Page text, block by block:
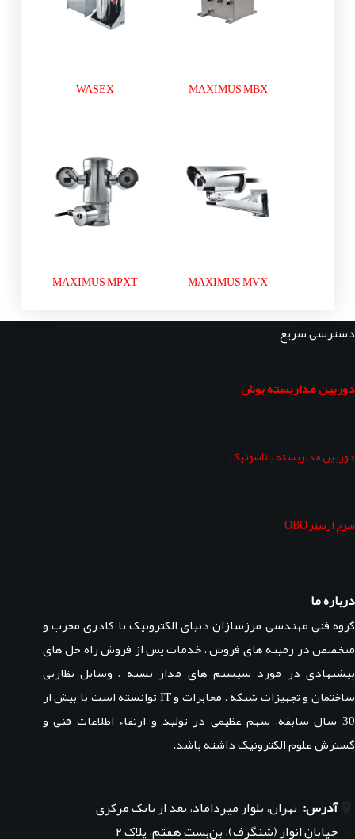
MAXIMUS MBX
WASEX
MAXIMUS MVX
MAXIMUS MPXT
دسترسی سریع
دوربین مداربسته بوش
دوربین مداربسته پاناسونیک
سرج ارستر OBO
درباره ما
گروه فنی مهندسی مرزسازان دنیای الکترونیک با کادری مجرب و
متخصص در زمینه های فروش ، خدمات پس از فروش راه حل های
پیشنهادی در مورد سیستم های مدار بسته ، وسایل نظارتی
ساختمان و تجهیزات شبکه ، مخابرات و IT توانسته است با بیش از
30 سال سابقه، سهم عظیمی در تولید و ارتقاء اطلاعات فنی و
گسترش علوم الکترونیک داشته باشد.
آدرس: تهران، بلوار میرداماد، بعد از بانک مرکزی
خیابان انوار (شنگرف)، بن‌بست هفتم، پلاک ۲